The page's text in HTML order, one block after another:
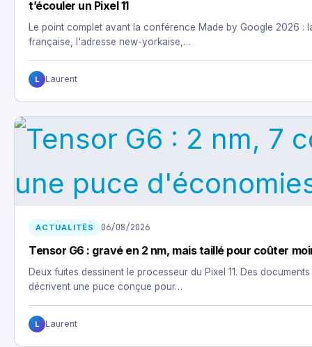
t’écouler un Pixel 11
Le point complet avant la conférence Made by Google 2026 :
française, l'adresse new-yorkaise,…
L Laurent
ACTUALITÉS 06/08/2026
Tensor G6 : gravé en 2 nm, mais taillé pour coûter
Deux fuites dessinent le processeur du Pixel 11. Des
décrivent une puce conçue pour…
L Laurent